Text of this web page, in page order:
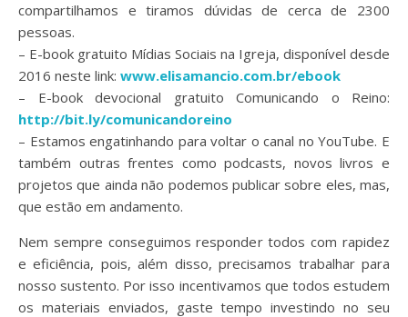
compartilhamos e tiramos dúvidas de cerca de 2300
pessoas.
– E-book gratuito Mídias Sociais na Igreja, disponível desde
2016 neste link: www.elisamancio.com.br/ebook
– E-book devocional gratuito Comunicando o Reino:
http://bit.ly/comunicandoreino
– Estamos engatinhando para voltar o canal no YouTube. E
também outras frentes como podcasts, novos livros e
projetos que ainda não podemos publicar sobre eles, mas,
que estão em andamento.
Nem sempre conseguimos responder todos com rapidez
e eficiência, pois, além disso, precisamos trabalhar para
nosso sustento. Por isso incentivamos que todos estudem
os materiais enviados, gaste tempo investindo no seu